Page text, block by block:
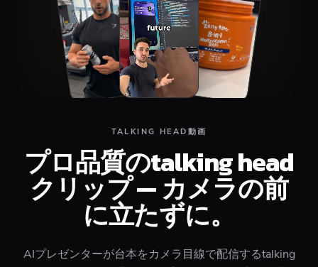
TALKING HEAD動画
プロ品質のtalking head
クリップ — カメラの前
に立たずに。
AIプレゼンターが台本をカメラ目線で配信するtalking